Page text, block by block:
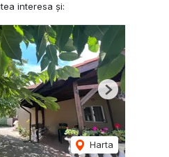
interesa și:
Harta
Next